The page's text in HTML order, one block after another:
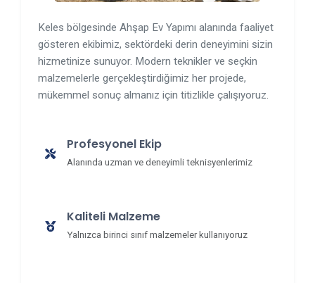
Keles bölgesinde Ahşap Ev Yapımı alanında faaliyet
gösteren ekibimiz, sektördeki derin deneyimini sizin
hizmetinize sunuyor. Modern teknikler ve seçkin
malzemelerle gerçekleştirdiğimiz her projede,
mükemmel sonuç almanız için titizlikle çalışıyoruz.
Profesyonel Ekip
Alanında uzman ve deneyimli teknisyenlerimiz
Kaliteli Malzeme
Yalnızca birinci sınıf malzemeler kullanıyoruz